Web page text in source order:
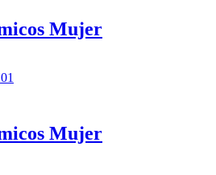
Mujer
Mujer